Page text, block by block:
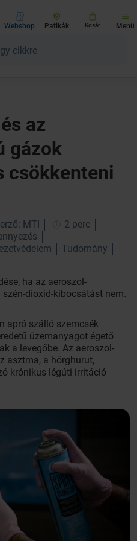
Webshop Patikák Kosár Menü
az
gázok
csökkenteni
MTI
2 perc
Tudomány
ha az aeroszol-
dioxid-kibocsátást nem.
apró szálló szemcsék
üzemanyagot égető
a levegőbe. Az aeroszol-
asztma, a hörghurut,
krónikus légúti irritáció